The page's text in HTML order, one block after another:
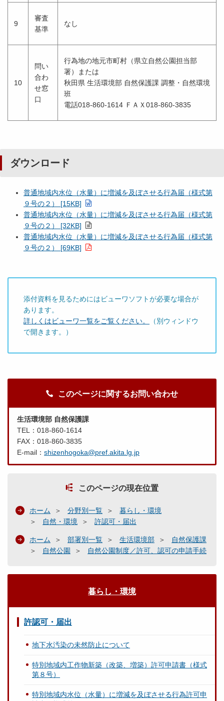
9
審査
基準
なし
10
問い
合わ
せ窓
口
行為地の地元市町村（県立自然公園担当部
署）または
秋田県 生活環境部 自然保護課 調整・自然環境
班
電話018-860-1614 ＦＡＸ018-860-3835
ダウンロード
普通地域内水位（水量）に増減を及ぼさせる行為届（様式第
９号の２） [15KB]
普通地域内水位（水量）に増減を及ぼさせる行為届（様式第
９号の２） [32KB]
普通地域内水位（水量）に増減を及ぼさせる行為届（様式第
９号の２） [69KB]
添付資料を見るためにはビューワソフトが必要な場合が
あります。
詳しくはビューワ一覧をご覧ください。
（別ウィンドウ
で開きます。）
このページに関するお問い合わせ
生活環境部 自然保護課
TEL：018-860-1614
FAX：018-860-3835
E-mail： shizenhogoka@pref.akita.lg.jp
このページの現在位置
ホーム 分野別一覧
暮らし・環境
自然・環境
許認可・届出
ホーム 部署別一覧 生活環境部
自然保護課
自然公園
自然公園制度／許可、認可の申請手続
暮らし・環境
許認可・届出
地下水汚染の未然防止について
特別地域内工作物新築（改築、増築）許可申請書（様式
第８号）
特別地域内水位（水量）に増減を及ぼさせる行為許可申